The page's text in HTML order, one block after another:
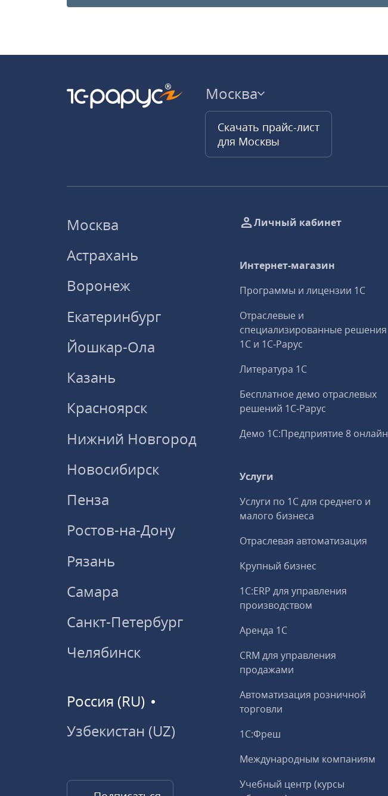
Москва
Скачать прайс-лист
для Москвы
Москва
Астрахань
Воронеж
Екатеринбург
Йошкар-Ола
Казань
Красноярск
Нижний Новгород
Новосибирск
Пенза
Ростов-на-Дону
Рязань
Самара
Санкт-Петербург
Челябинск
Россия (RU)
Узбекистан (UZ)
Личный кабинет
Интернет-магазин
Программы и лицензии 1С
Отраслевые и
специализированные решения
1С и 1С‑Рарус
Литература 1С
Бесплатное демо отраслевых
решений 1С‑Рарус
Демо 1С:Предприятие 8 онлайн
Услуги
Услуги по 1С для среднего и
малого бизнеса
Отраслевая автоматизация
Крупный бизнес
1С:ERP для управления
производством
Аренда 1С
CRM для управления
продажами
Автоматизация розничной
торговли
1С:Фреш
Международным компаниям
Учебный центр (курсы